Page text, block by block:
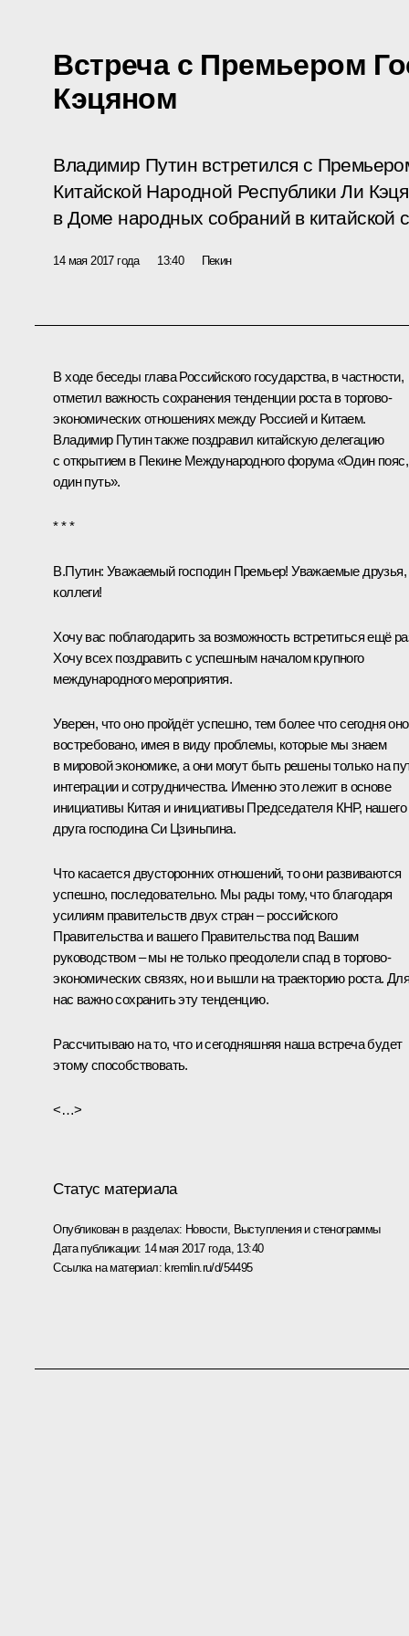
Встреча с Премьером
Кэцяном
Владимир Путин встретился с
Китайской Народной Республики Ли
в Доме народных собраний в китайской
14 мая 2017 года 13:40 Пекин
В ходе беседы глава Российского государства, в частности,
отметил важность сохранения тенденции роста в торгово-
экономических отношениях между Россией и Китаем.
Владимир Путин также поздравил китайскую делегацию
с открытием в Пекине Международного форума «Один пояс,
один путь».
* * *
В.Путин: Уважаемый господин Премьер! Уважаемые друзья,
коллеги!
Хочу вас поблагодарить за возможность встретиться ещё
Хочу всех поздравить с успешным началом крупного
международного мероприятия.
Уверен, что оно пройдёт успешно, тем более что сегодня оно
востребовано, имея в виду проблемы, которые мы знаем
в мировой экономике, а они могут быть решены только на
интеграции и сотрудничества. Именно это лежит в основе
инициативы Китая и инициативы Председателя КНР, нашего
друга господинаСи Цзиньпина.
Что касается двусторонних отношений, то они развиваются
успешно, последовательно. Мы рады тому, что благодаря
усилиям правительств двух стран – российского
Правительства и вашего Правительства под Вашим
руководством – мы не только преодолели спад в торгово-
экономических связях, но и вышли на траекторию роста.
нас важно сохранить эту тенденцию.
Рассчитываю на то, что и сегодняшняя наша встреча будет
этому способствовать.
<…>
Статус материала
Опубликован в разделах: Новости, Выступления и стенограммы
Дата публикации: 14 мая 2017 года, 13:40
Ссылка на материал: kremlin.ru/d/54495